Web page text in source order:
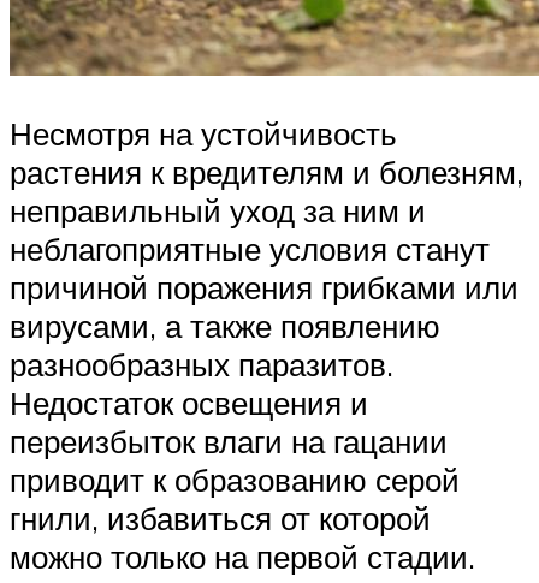
Несмотря на устойчивость
растения к вредителям и болезням,
неправильный уход за ним и
неблагоприятные условия станут
причиной поражения грибками или
вирусами, а также появлению
разнообразных паразитов.
Недостаток освещения и
переизбыток влаги на гацании
приводит к образованию серой
гнили, избавиться от которой
можно только на первой стадии.